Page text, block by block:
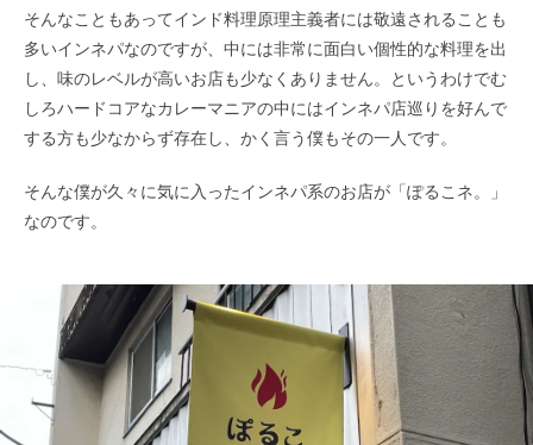
そんなこともあってインド料理原理主義者には敬遠されることも
多いインネパなのですが、中には非常に面白い個性的な料理を出
し、味のレベルが高いお店も少なくありません。というわけでむ
しろハードコアなカレーマニアの中にはインネパ店巡りを好んで
する方も少なからず存在し、かく言う僕もその一人です。
そんな僕が久々に気に入ったインネパ系のお店が「ぽるこネ。」
なのです。